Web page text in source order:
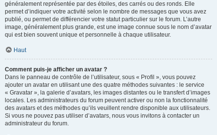
généralement représentée par des étoiles, des carrés ou des ronds. Elle
permet d’indiquer votre activité selon le nombre de messages que vous avez
publié, ou permet de différencier votre statut particulier sur le forum. L’autre
image, généralement plus grande, est une image connue sous le nom d’avatar
qui est bien souvent unique et personnelle à chaque utilisateur.
Haut
Comment puis-je afficher un avatar ?
Dans le panneau de contrôle de l’utilisateur, sous « Profil », vous pouvez
ajouter un avatar en utilisant une des quatre méthodes suivantes : le service
« Gravatar », la galerie d’avatars, les images distantes ou le transfert d’images
locales. Les administrateurs du forum peuvent activer ou non la fonctionnalité
des avatars et des méthodes qu’ils veuillent rendre disponible aux utilisateurs.
Si vous ne pouvez pas utiliser d’avatars, nous vous invitons à contacter un
administrateur du forum.